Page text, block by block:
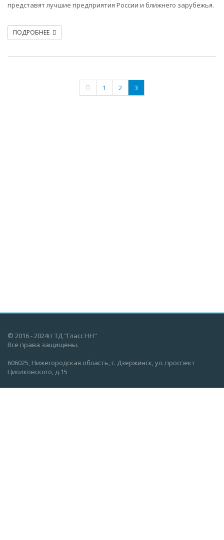
представят лучшие предприятия России и ближнего зарубежья.
ПОДРОБНЕЕ
1 2 3
© 2016 - 2024гг ТД "Гласс НН"
Все права защищены.
606025, Нижегородская область, г. Дзержинск, ул. проспект
Циолковского, д.15